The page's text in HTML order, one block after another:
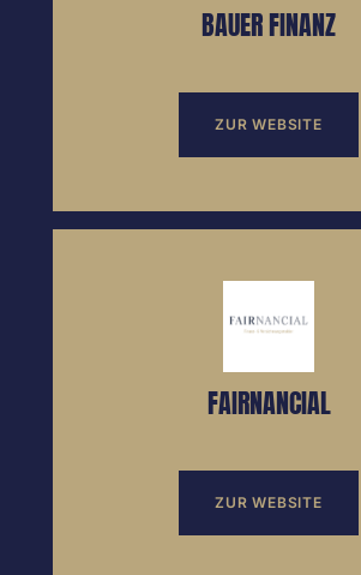
BAUER FINANZ
ZUR WEBSITE
FAIRNANCIAL
ZUR WEBSITE